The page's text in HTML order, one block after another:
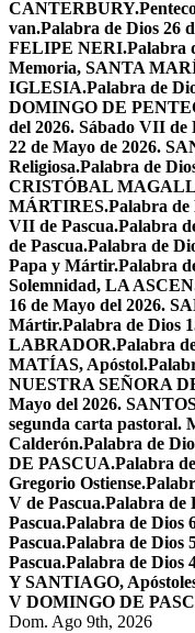
CANTERBURY.
van.Palabra de Dios 26
FELIPE NERI.Palabra
Memoria, SANTA
IGLESIA.Palabra de
DOMINGO DE
del 2026. Sábado VII de
22 de Mayo de 2026.
Religiosa.Palabra de
CRISTÓBAL
MÁRTIRES.Palabra de
VII de Pascua.Palabra
de Pascua.Palabra de
Papa y Mártir.Palabra
Solemnidad, LA
16 de Mayo del 2026.
Mártir.Palabra de Dios
LABRADOR.Palabra
MATÍAS, Apóstol.
NUESTRA SEÑORA
Mayo del 2026.
segunda carta pastoral.
Calderón.Palabra de
DE PASCUA.Palabra
Gregorio Ostiense.
V de Pascua.Palabra de
Pascua.Palabra de Dios
Pascua.Palabra de Dios
Pascua.Palabra de Dios
Y SANTIAGO,
V DOMINGO DE
Dom. Ago 9th, 2026